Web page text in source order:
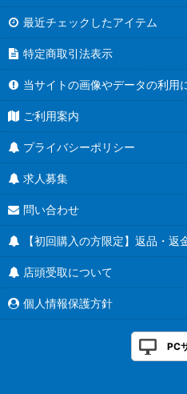
最近チェックしたアイテム
特定商取引法表示
当サイトの画像やデータの利用
ご利用案内
プライバシーポリシー
求人募集
問い合わせ
【初回購入の方限定】返品・返
店頭受取について
個人情報保護方針
PC